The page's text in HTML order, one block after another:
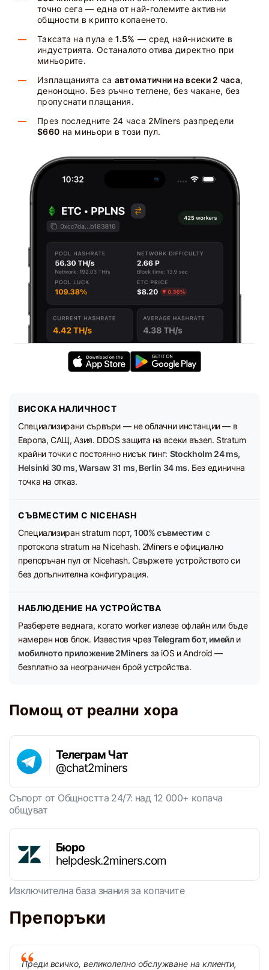
точно сега — една от най-големите активни
общности в крипто копаенето.
Таксата на пула е1.5% — сред най-ниските в
индустрията. Останалото отива директно при
миньорите.
Изплащанията са автоматични на всеки 2 часа,
денонощно. Без ръчно теглене, без чакане, без
пропуснати плащания.
През последните 24 часа 2Miners разпредели
$660 на миньори в този пул.
ВИСОКА НАЛИЧНОСТ
Специализирани сървъри — не облачни инстанции — в
Европа, САЩ, Азия. DDOS защита на всеки възел. Stratum
крайни точки с постоянно нисък пинг: Stockholm 24 ms,
Helsinki 30 ms, Warsaw 31 ms, Berlin 34 ms. Без единична
точка на отказ.
СЪВМЕСТИМ С NICEHASH
Специализиран stratum порт, 100% съвместим с
протокола stratum на Nicehash. 2Miners е официално
препоръчан пул от Nicehash. Свържете устройството си
без допълнителна конфигурация.
НАБЛЮДЕНИЕ НА УСТРОЙСТВА
Разберете веднага, когато worker излезе офлайн или бъде
намерен нов блок. Известия чрезTelegram бот, имейли
мобилното приложение 2Miners за iOS и Android —
безплатно за неограничен брой устройства.
Помощ от реални хора
Телеграм Чат
@chat2miners
Съпорт от Общността 24/7: над 12 000+ копача
общуват
Бюро
helpdesk.2miners.com
Изключителна база знания за копачите
Препоръки
Преди всичко, великолепно обслужване на клиенти,